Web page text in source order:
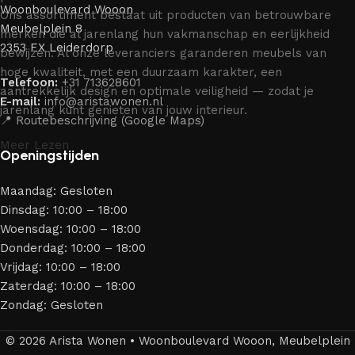
Ons assortiment bestaat uit producten van betrouwbare
merken die al jarenlang hun vakmanschap en eerlijkheid
bewijzen. Al onze leveranciers garanderen meubels van
hoge kwaliteit, met een duurzaam karakter, een
aantrekkelijk design en optimale veiligheid — zodat je
jarenlang kunt genieten van jouw interieur.
Meer Lezen
Woonboulevard Wooon
Meubelplein 8
2353 EX Leiderdorp
Telefoon: +31 713628601
E-mail: info@aristawonen.nl
📍 Routebeschrijving (Google Maps)
Openingstijden
Maandag: Gesloten
Dinsdag: 10:00 – 18:00
Woensdag: 10:00 – 18:00
Donderdag: 10:00 – 18:00
Vrijdag: 10:00 – 18:00
Zaterdag: 10:00 – 18:00
Zondag: Gesloten
© 2026 Arista Wonen • Woonboulevard Wooon, Meubelplein